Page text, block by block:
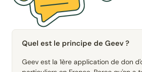
Quel est le principe de Geev ?
Geev est la 1ère application de don